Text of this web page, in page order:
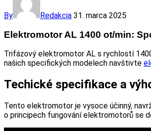
By Redakcia 31. marca 2025
Elektromotor AL 1400 ot/min:
Trifázový elektromotor AL s rychlostí
našich specifických modelech navštivte
Techické specifikace a
Tento elektromotor je vysoce účinný,
o principech fungování elektromotorů se